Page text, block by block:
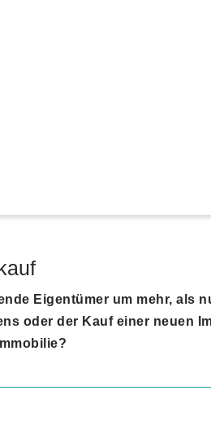
Eigentümer um mehr, als
oder der Kauf einer neuen